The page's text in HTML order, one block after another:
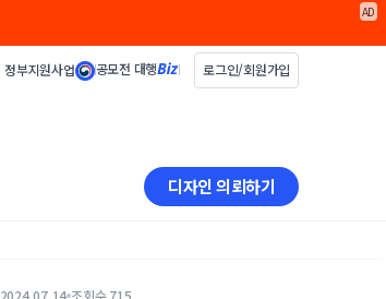
AD
정부지원사업 공모전 대행 로그인/회원가입
디자인 의뢰하기
2024.07.14 조회수 715